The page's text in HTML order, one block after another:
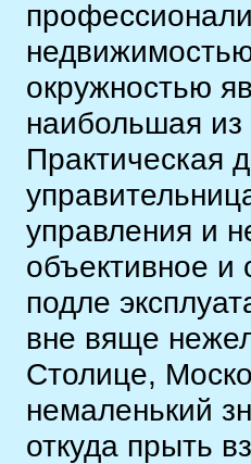
окружностью
наибольшая из
Практическая
управления и
объективное и
подле
вне вяще
Столице,
немаленький
откуда прыть